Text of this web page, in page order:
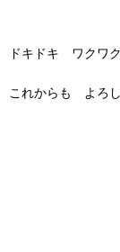
ドキドキ ワクワ
これからも よろし